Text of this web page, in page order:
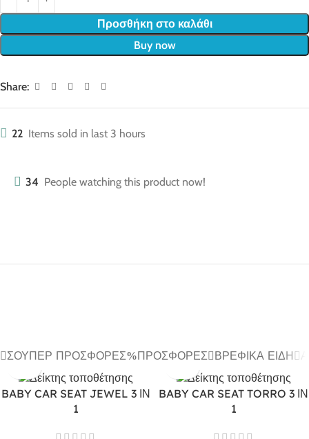
Προσθήκη στο καλάθι
Buy now
Share:
22 Items sold in last 3 hours
34 People watching this product now!
ΣΟΎΠΕΡ ΠΡΟΣΦΟΡΈΣ ΠΡΟΣΦΟΡΈΣ ΒΡΕΦΙΚΆ ΕΊΔΗ
BABY CAR SEAT JEWEL 3 ΙΝ
1
BABY CAR SEAT TORRO 3 ΙΝ
1